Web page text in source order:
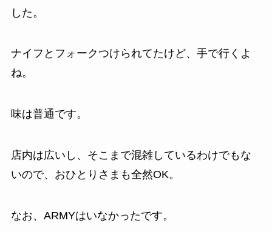
した。
ナイフとフォークつけられてたけど、手で行くよ
ね。
味は普通です。
店内は広いし、そこまで混雑しているわけでもな
いので、おひとりさまも全然OK。
なお、ARMYはいなかったです。